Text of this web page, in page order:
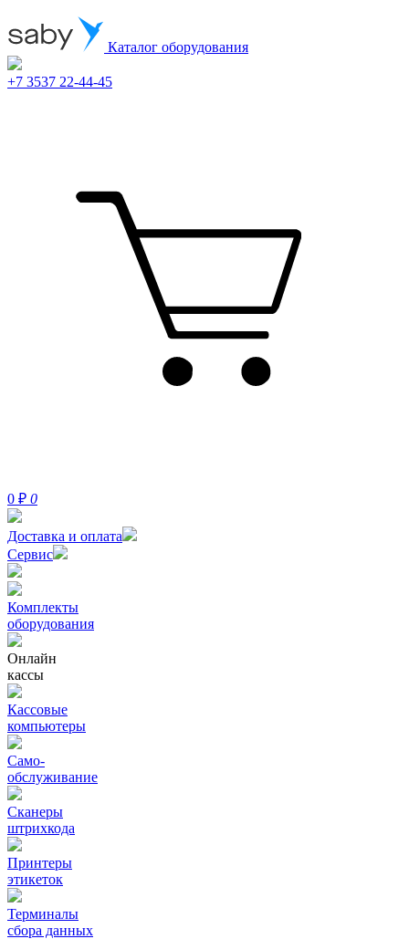
Каталог оборудования
+7 3537 22-44-45
0 ₽ 0
Доставка и оплата
Сервис
Комплекты
оборудования
Онлайн
кассы
Кассовые
компьютеры
Само-
обслуживание
Сканеры
штрихкода
Принтеры
этикеток
Терминалы
сбора данных